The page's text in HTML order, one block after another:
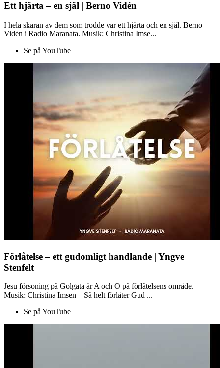
Ett hjärta – en själ | Berno Vidén
I hela skaran av dem som trodde var ett hjärta och en själ. Berno
Vidén i Radio Maranata. Musik: Christina Imse...
Se på YouTube
Förlåtelse – ett gudomligt handlande | Yngve
Stenfelt
Jesu försoning på Golgata är A och O på förlåtelsens område.
Musik: Christina Imsen – Så helt förlåter Gud ...
Se på YouTube